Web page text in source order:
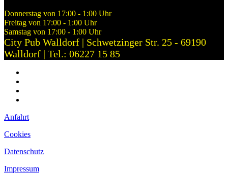
Donnerstag von 17:00 - 1:00 Uhr
Freitag von 17:00 - 1:00 Uhr
Samstag von 17:00 - 1:00 Uhr
City Pub Walldorf | Schwetzinger Str. 25 - 69190
Walldorf | Tel.: 06227 15 85
Anfahrt
Cookies
Datenschutz
Impressum